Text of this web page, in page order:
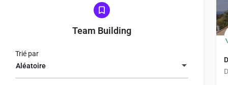
Team Building
Aléatoire
Trié par